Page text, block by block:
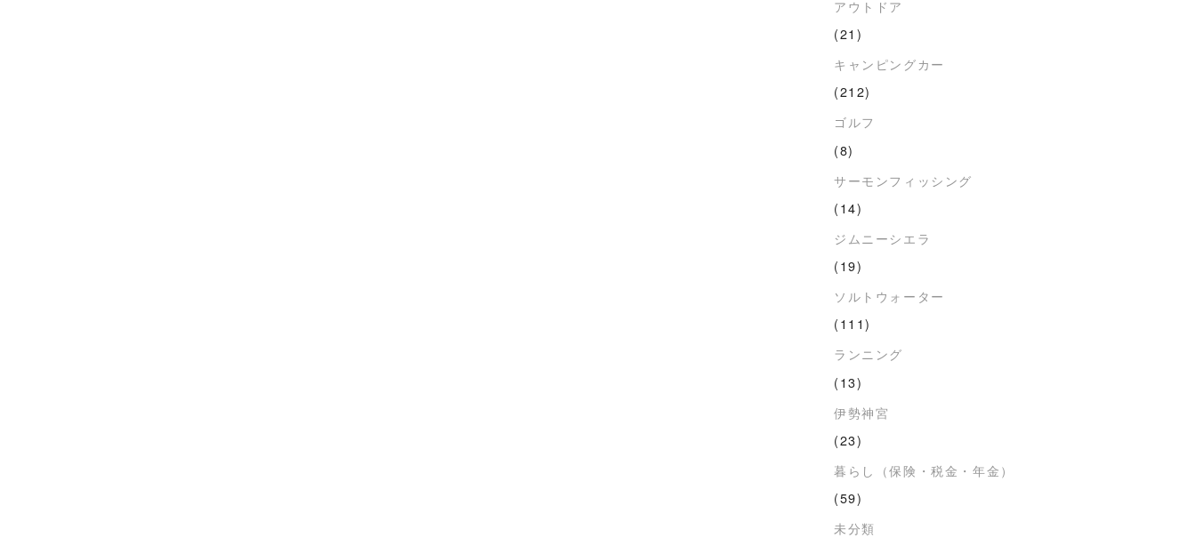
アウトドア
(21)
キャンピングカー
(212)
ゴルフ
(8)
サーモンフィッシング
(14)
ジムニーシエラ
(19)
ソルトウォーター
(111)
ランニング
(13)
伊勢神宮
(23)
暮らし（保険・税金・年金）
(59)
未分類